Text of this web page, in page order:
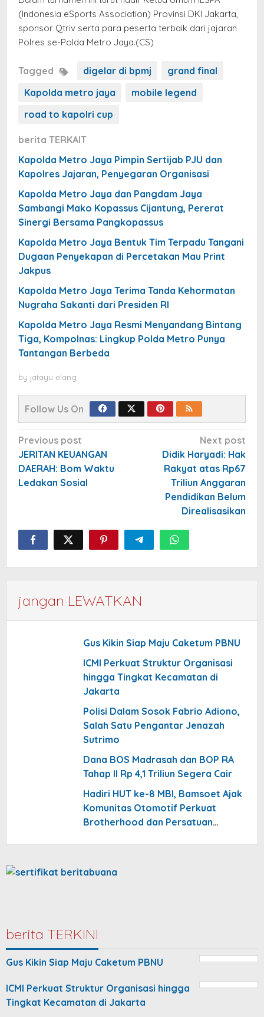
(Indonesia eSports Association) Provinsi DKI Jakarta,
sponsor Qtriv serta para peserta terbaik dari jajaran
Polres se-Polda Metro Jaya.(CS)
Tagged digelar di bpmj
grand final
Kapolda metro jaya
mobile legend
road to kapolri cup
berita TERKAIT
Kapolda Metro Jaya Pimpin Sertijab PJU dan
Kapolres Jajaran, Penyegaran Organisasi
Kapolda Metro Jaya dan Pangdam Jaya
Sambangi Mako Kopassus Cijantung, Pererat
Sinergi Bersama Pangkopassus
Kapolda Metro Jaya Bentuk Tim Terpadu Tangani
Dugaan Penyekapan di Percetakan Mau Print
Jakpus
Kapolda Metro Jaya Terima Tanda Kehormatan
Nugraha Sakanti dari Presiden RI
Kapolda Metro Jaya Resmi Menyandang Bintang
Tiga, Kompolnas: Lingkup Polda Metro Punya
Tantangan Berbeda
by jatayu elang
Follow Us On
Post
navigation
Previous post
JERITAN KEUANGAN
DAERAH: Bom Waktu
Ledakan Sosial
Next post
Didik Haryadi: Hak
Rakyat atas Rp67
Triliun Anggaran
Pendidikan Belum
Direalisasikan
jangan LEWATKAN
Gus Kikin Siap Maju Caketum PBNU
ICMI Perkuat Struktur Organisasi
hingga Tingkat Kecamatan di
Jakarta
Polisi Dalam Sosok Fabrio Adiono,
Salah Satu Pengantar Jenazah
Sutrimo
Dana BOS Madrasah dan BOP RA
Tahap II Rp 4,1 Triliun Segera Cair
Hadiri HUT ke-8 MBI, Bamsoet Ajak
Komunitas Otomotif Perkuat
Brotherhood dan Persatuan
berita TERKINI
Gus Kikin Siap Maju Caketum PBNU
ICMI Perkuat Struktur Organisasi hingga
Tingkat Kecamatan di Jakarta